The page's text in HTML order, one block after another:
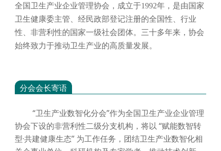
全国卫生产业企业管理协会，成立于1992年，是由国家
卫生健康委主管、经民政部登记注册的全国性、行业
性、非营利性的国家一级社会团体。三十多年来，协会
始终致力于推动卫生产业的高质量发展。
分会会长寄语
“卫生产业数智化分会”作为全国卫生产业企业管理
协会下设的非营利性二级分支机构，将以 “赋能数智转
型·共建健康生态” 为工作任务，团结卫生产业数智化相